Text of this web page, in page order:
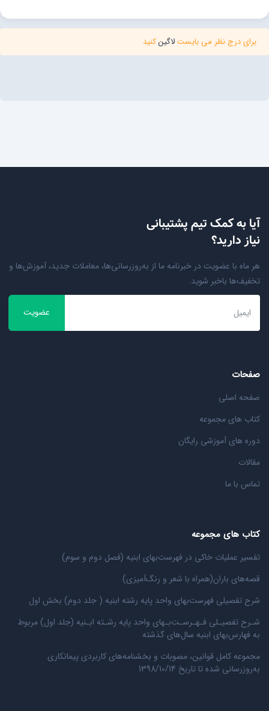
برای درج نظر می بایستلاگینکنید
آیا به کمک تیم پشتیبانی
نیاز دارید؟
هر ماه با عضویت در خبرنامه ما از به‌روزرسانی‌ها، معاملات جدید، آموزش‌ها و
تخفیف‌ها باخبر شوید.
عضویت
صفحات
صفحه اصلی
کتاب های مجموعه
دوره های آموزشی رایگان
مقالات
تماس با ما
کتاب های مجموعه
تفسیر عملیات خاکی در فهرست‌بهای ابنیه (فصل دوم و سوم)
قصه‌های باران(همراه با شعر و رنگ‌‌آمیزی)
شرح تفصیلی فهرست‌بهای واحد پایه رشته ابنیه ( جلد دوم) بخش اول
شـرح تفصیـلی فـهـرسـت‌بـهای واحد پایه رشـته ابـنیه (جلد اول) مربوط
به فهارس‌بهای ابنیه سال‌های گذشته
مجموعه کامل قوانین، مصوبات و بخشنامه‌های کاربردی پیمانکاری
به‌روزرسانی شده تا تاریخ 1398/10/14